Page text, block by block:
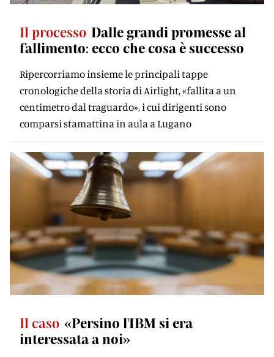
Il processo Dalle grandi promesse al
fallimento: ecco che cosa è successo
Ripercorriamo insieme le principali tappe
cronologiche della storia di Airlight, «fallita a un
centimetro dal traguardo», i cui dirigenti sono
comparsi stamattina in aula a Lugano
Il caso «Persino l'IBM si era
interessata a noi»